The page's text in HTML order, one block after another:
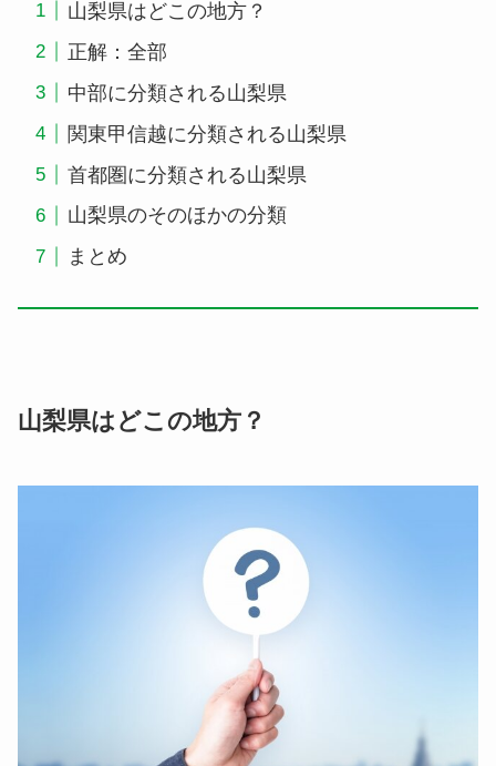
山梨県はどこの地方？
正解：全部
中部に分類される山梨県
関東甲信越に分類される山梨県
首都圏に分類される山梨県
山梨県のそのほかの分類
まとめ
山梨県はどこの地方？